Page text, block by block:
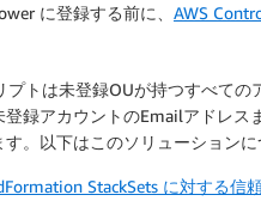
に登録する前に、 AWS
トは未登録OUが持つすべて
録アカウントのEmailアドレ
。以下はこのソリューション
StackSets に対する信